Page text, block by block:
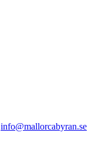
info@mallorcabyran.se